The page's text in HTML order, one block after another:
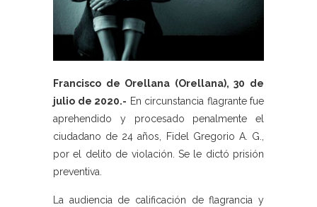
Francisco de Orellana (Orellana), 30 de
julio de 2020.- En circunstancia flagrante fue
aprehendido y procesado penalmente el
ciudadano de 24 años, Fidel Gregorio A. G.,
por el delito de violación. Se le dictó prisión
preventiva.
La audiencia de calificación de flagrancia y